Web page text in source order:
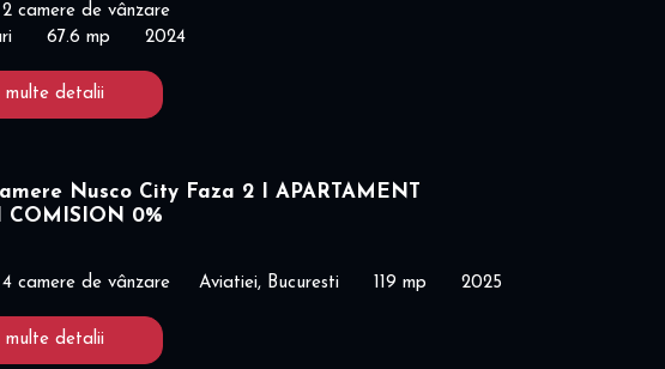
camere de vânzare
67.6 mp 2024
multe detalii
Nusco City Faza 2 I APARTAMENT
COMISION 0%
camere de vânzare Aviatiei, Bucuresti 119 mp 2025
multe detalii